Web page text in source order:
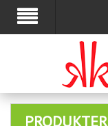
PRODUKTER